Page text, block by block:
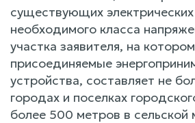
существующих
необходимого класса
участка заявителя, на
присоединяемые
устройства, составляет не
городах и поселках
более 500 метров в сельской